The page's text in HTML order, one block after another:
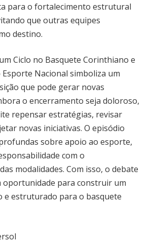
para o fortalecimento estrutural
que outras equipes
destino.
Ciclo no Basquete Corinthiano e
Nacional simboliza um
que pode gerar novas
o encerramento seja doloroso,
repensar estratégias, revisar
novas iniciativas. O episódio
sobre apoio ao esporte,
com o
modalidades. Com isso, o debate
oportunidade para construir um
e estruturado para o basquete